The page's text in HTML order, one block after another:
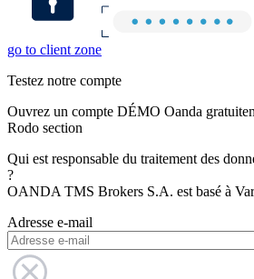
go to client zone
Testez notre compte
Ouvrez un compte DÉMO Oanda
Rodo section
Qui est responsable du traitement des
?
OANDA TMS Brokers S.A. est basé à
Adresse e-mail